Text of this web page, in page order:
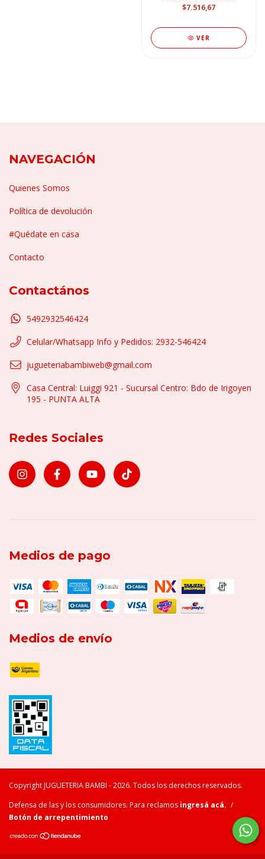
$7.516,67
VER
NAVEGACIÓN
Quienes Somos
Política de devolución
#Quédate en casa
Contacto
Contactános
5492932546424
Celular/Whatsapp Info y Pedidos: 2932-546424
jugueteriabambiweb@gmail.com
Casa Central: Luiggi 921 - Sucursal Centro: Bdo de Irigoyen
195 - PUNTA ALTA
Redes Sociales
Medios de pago
Medios de envío
Copyright JUGUETERIA BAMBI - 2026. Todos los derechos reservados.
Defensa de las y los consumidores. Para reclamos ingresá acá. /
Botón de arrepentimiento